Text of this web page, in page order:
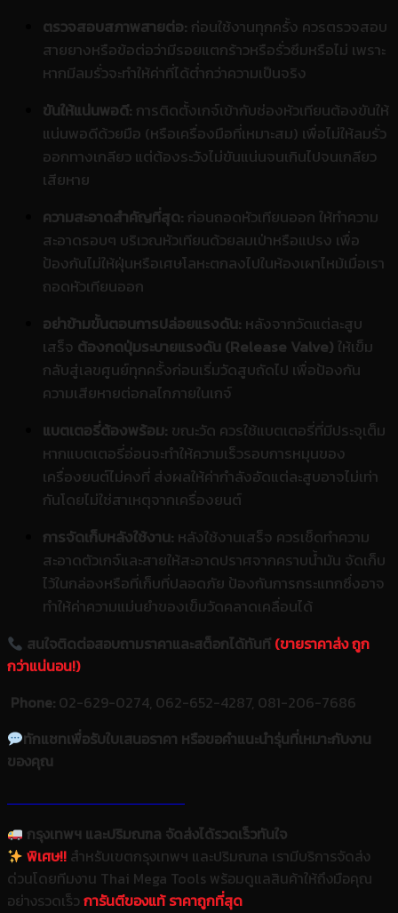
ตรวจสอบสภาพสายต่อ: ก่อนใช้งานทุกครั้ง ควรตรวจสอบ
สายยางหรือข้อต่อว่ามีรอยแตกร้าวหรือรั่วซึมหรือไม่ เพราะ
หากมีลมรั่วจะทำให้ค่าที่ได้ต่ำกว่าความเป็นจริง
ขันให้แน่นพอดี: การติดตั้งเกจ์เข้ากับช่องหัวเทียนต้องขันให้
แน่นพอดีด้วยมือ (หรือเครื่องมือที่เหมาะสม) เพื่อไม่ให้ลมรั่ว
ออกทางเกลียว แต่ต้องระวังไม่ขันแน่นจนเกินไปจนเกลียว
เสียหาย
ความสะอาดสำคัญที่สุด: ก่อนถอดหัวเทียนออก ให้ทำความ
สะอาดรอบๆ บริเวณหัวเทียนด้วยลมเป่าหรือแปรง เพื่อ
ป้องกันไม่ให้ฝุ่นหรือเศษโลหะตกลงไปในห้องเผาไหม้เมื่อเรา
ถอดหัวเทียนออก
อย่าข้ามขั้นตอนการปล่อยแรงดัน: หลังจากวัดแต่ละสูบ
เสร็จ ต้องกดปุ่มระบายแรงดัน (Release Valve) ให้เข็ม
กลับสู่เลขศูนย์ทุกครั้งก่อนเริ่มวัดสูบถัดไป เพื่อป้องกัน
ความเสียหายต่อกลไกภายในเกจ์
แบตเตอรี่ต้องพร้อม: ขณะวัด ควรใช้แบตเตอรี่ที่มีประจุเต็ม
หากแบตเตอรี่อ่อนจะทำให้ความเร็วรอบการหมุนของ
เครื่องยนต์ไม่คงที่ ส่งผลให้ค่ากำลังอัดแต่ละสูบอาจไม่เท่า
กันโดยไม่ใช่สาเหตุจากเครื่องยนต์
การจัดเก็บหลังใช้งาน: หลังใช้งานเสร็จ ควรเช็ดทำความ
สะอาดตัวเกจ์และสายให้สะอาดปราศจากคราบน้ำมัน จัดเก็บ
ไว้ในกล่องหรือที่เก็บที่ปลอดภัย ป้องกันการกระแทกซึ่งอาจ
ทำให้ค่าความแม่นยำของเข็มวัดคลาดเคลื่อนได้
สนใจติดต่อสอบถามราคาและสต็อกได้ทันที (ขายราคาส่ง ถูก
กว่าแน่นอน!)
Phone: 02-629-0274, 062-652-4287, 081-206-7686
ทักแชทเพื่อรับใบเสนอราคา หรือขอคำแนะนำรุ่นที่เหมาะกับงาน
ของคุณ
กรุงเทพฯ และปริมณฑล จัดส่งได้รวดเร็วทันใจ
พิเศษ!! สำหรับเขตกรุงเทพฯ และปริมณฑล เรามีบริการจัดส่ง
ด่วนโดยทีมงาน Thai Mega Tools พร้อมดูแลสินค้าให้ถึงมือคุณ
อย่างรวดเร็ว การันตีของแท้ ราคาถูกที่สุด